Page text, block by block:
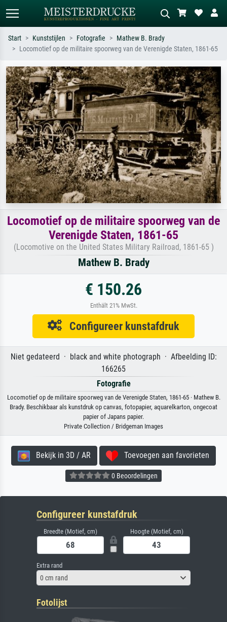
Zoek op kunstenaar, titel of stijl – bijv.
Monet, Sterrennacht, impressionisme,
Hokusai-golf, naakt.
Beschrijf de scène – bijv. groene
weide, abstract met veel rood, donker
olieverfschilderij, staand naakt naast
een boom.
Start Kunststijlen Fotografie
Mathew B. Brady
Locomotief op de militaire spoorweg van de Verenigde Staten, 1861-65
Locomotief op de militaire spoorweg van de
Verenigde Staten, 1861-65
(Locomotive on the United States Military Railroad, 1861-65 )
Mathew B. Brady
€ 150.26
Enthält 21% MwSt.
Configureer kunstafdruk
Niet gedateerd · black and white photograph · Afbeelding ID:
166265
Fotografie
Locomotief op de militaire spoorweg van de Verenigde Staten, 1861-65 · Mathew B.
Brady. Beschikbaar als kunstdruk op canvas, fotopapier, aquarelkarton, ongecoat
papier of Japans papier.
Private Collection / Bridgeman Images
Bekijk in 3D / AR Toevoegen aan favorieten
0 Beoordelingen
Configureer kunstafdruk
Breedte (Motief, cm) Hoogte (Motief, cm)
Extra rand
0 cm rand
Fotolijst